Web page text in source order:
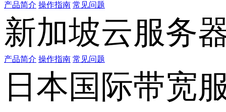
产品简介 操作指南 常见问题
新加坡云服务
产品简介 操作指南 常见问题
日本国际带宽